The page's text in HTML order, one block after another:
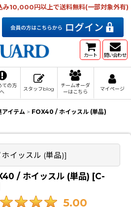
み10,000円以上で送料無料(一部対象外有)
カート 問い合わせ
ての方
へ
スタッフblog
チームオーダ
ーはこちら
マイページ
アイテム > FOX40 / ホイッスル (単品)
イッスル (単品)]
/ ホイッスル (単品) [C-
5.00